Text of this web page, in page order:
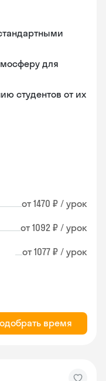
для
студентов от их
от 1470 ₽ / урок
от 1092 ₽ / урок
от 1077 ₽ / урок
время